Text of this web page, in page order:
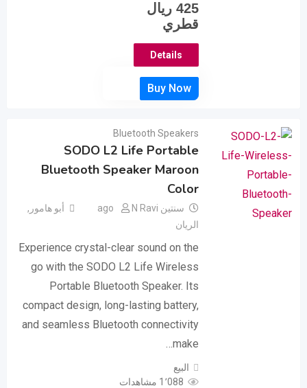
425 ريال
قطري
Details
Bluetooth Speakers
SODO L2 Life Portable
Bluetooth Speaker Maroon
Color
سنتين ago N Ravi أبو هامور ,
الريان
Experience crystal-clear sound on the
go with the SODO L2 Life Wireless
Portable Bluetooth Speaker. Its
compact design, long-lasting battery,
and seamless Bluetooth connectivity
make…
البيع
1٬088 مشاهدات